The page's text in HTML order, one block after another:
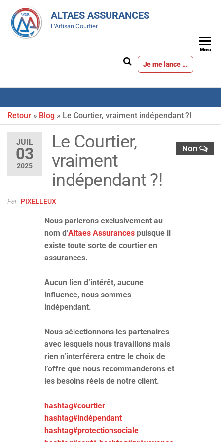
ALTAES ASSURANCES
L'Artisan Courtier
Je me lance ...
Menu
Retour » Blog » Le Courtier, vraiment indépendant ?!
JUIL
03
2025
Non
Le Courtier,
vraiment
indépendant ?!
Par PIXELLEUX
Nous parlerons exclusivement au
nom d’Altaes Assurances puisque il
existe toute sorte de courtier en
assurances.
Aucun lien d’intérêt, aucune
influence, nous sommes
indépendant.
Nous sélectionnons les partenaires
avec lesquels nous travaillons mais
rien n’interférera entre le choix de
l’offre que nous recommanderons et
les besoins réels de notre client.
hashtag#courtier
hashtag#indépendant
hashtag#protectionsociale